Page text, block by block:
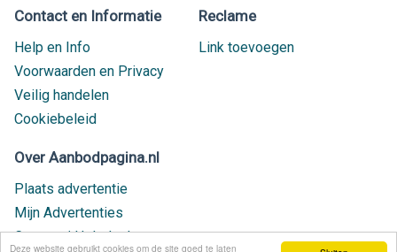
Deze website gebruikt cookies om de site goed te laten
Contact en Informatie
Help en Info
Voorwaarden en Privacy
Veilig handelen
Cookiebeleid
Reclame
Link toevoegen
Over Aanbodpagina.nl
Plaats advertentie
Mijn Advertenties
Contact / Helpdesk